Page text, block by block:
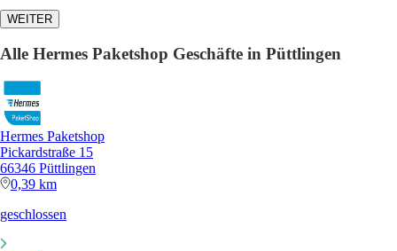
WEITER
Alle Hermes Paketshop Geschäfte in Püttlingen
Hermes Paketshop
Pickardstraße 15
66346 Püttlingen
0,39 km
geschlossen